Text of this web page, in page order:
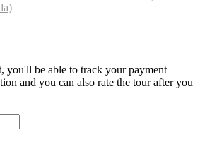
you'll be able to track your payment
and you can also rate the tour after you